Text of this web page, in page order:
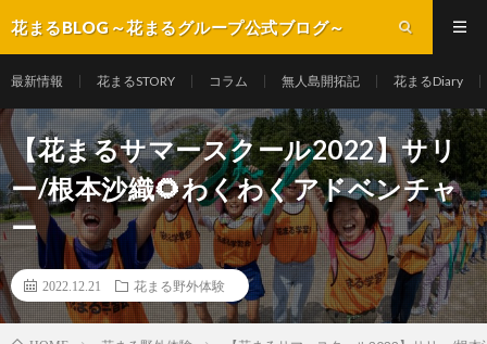
花まるBLOG～花まるグループ公式ブログ～
最新情報 花まるSTORY コラム 無人島開拓記 花まるDiary
【花まるサマースクール2022】サリ
ー/根本沙織🌻わくわくアドベンチャ
ー
2022.12.21 花まる野外体験